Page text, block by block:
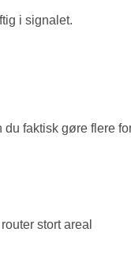
i signalet.
faktisk gøre flere